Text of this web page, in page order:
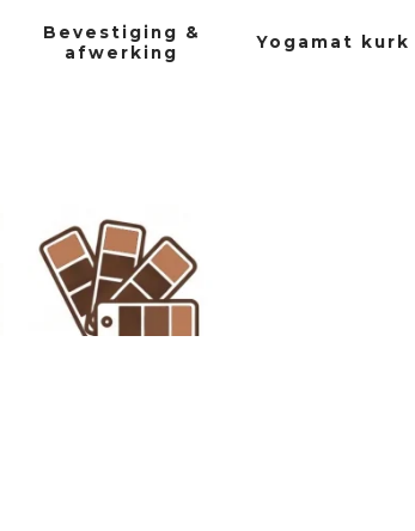
Bevestiging &
afwerking
Yogamat kurk